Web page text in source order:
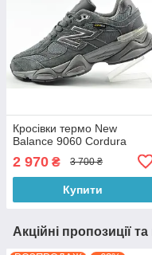
Кросівки термо New
Balance 9060 Cordura
2 970 ₴ 3 700 ₴
Купити
Акційні пропозиції